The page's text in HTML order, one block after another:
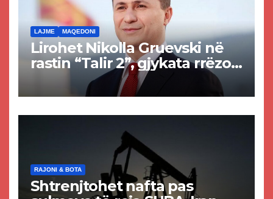
LAJME MAQEDONI
Lirohet Nikolla Gruevski në
rastin “Talir 2”, gjykata rrëzon
akuzat për ndërtimin e
paligjshëm të selisë së
RAJONI & BOTA
Shtrenjtohet nafta pas